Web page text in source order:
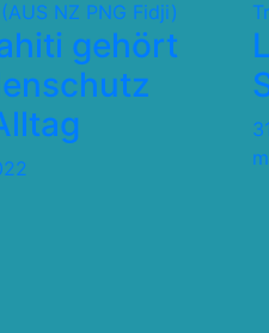
NZ PNG Fidji)
gehört